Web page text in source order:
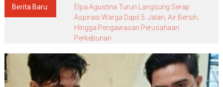
Berita Baru:
Elpa Agustina Turun Langsung Serap
Aspirasi Warga Dapil 5: Jalan, Air Bersih,
Hingga Pengawasan Perusahaan
Perkebunan